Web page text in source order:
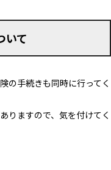
いて
の手続きも同時に行ってく
りますので、気を付けてく